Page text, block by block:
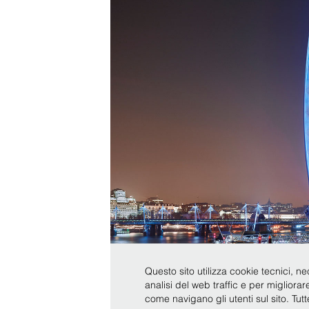
Questo sito utilizza cookie tecnici,
analisi del web traffic e per
come navigano gli utenti sul sito.